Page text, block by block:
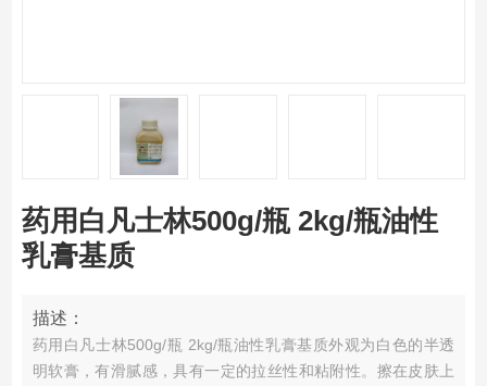
药用白凡士林500g/瓶 2kg/瓶油性
乳膏基质
描述：
药用白凡士林500g/瓶 2kg/瓶油性乳膏基质外观为白色的半透
明软膏，有滑腻感，具有一定的拉丝性和粘附性。擦在皮肤上